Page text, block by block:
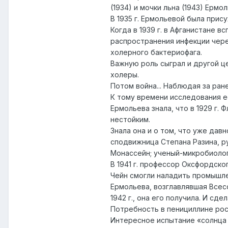
(1934) и мочки льна (1943)
В 1935 г. Ермольевой была
Когда в 1939 г. в Афганистане
распространения инфекции
холерного бактериофага.
Важную роль сыграл и другой
холеры.
Потом война... Наблюдая за
К тому времени исследования
Ермольева знала, что в 1929 г.
нестойким.
Знала она и о том, что уже
сподвижница Степана Разина,
Монассейн; ученый-
В 1941 г. профессор
Чейн смогли наладить
Ермольева, возглавлявшая
1942 г., она его получила. И
Потребность в пенициллине
Интересное испытание